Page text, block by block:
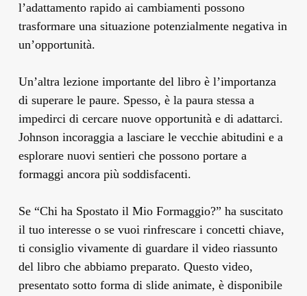
l’adattamento rapido ai cambiamenti possono
trasformare una situazione potenzialmente negativa in
un’opportunità.
Un’altra lezione importante del libro è l’importanza
di superare le paure. Spesso, è la paura stessa a
impedirci di cercare nuove opportunità e di adattarci.
Johnson incoraggia a lasciare le vecchie abitudini e a
esplorare nuovi sentieri che possono portare a
formaggi ancora più soddisfacenti.
Se “Chi ha Spostato il Mio Formaggio?” ha suscitato
il tuo interesse o se vuoi rinfrescare i concetti chiave,
ti consiglio vivamente di guardare il video riassunto
del libro che abbiamo preparato. Questo video,
presentato sotto forma di slide animate, è disponibile